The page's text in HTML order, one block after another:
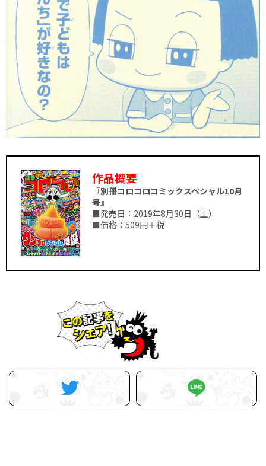
作品概要
『別冊コロコロコミックスペシャル10月
号』
■発売日：2019年8月30日（土）
■価格：509円＋税